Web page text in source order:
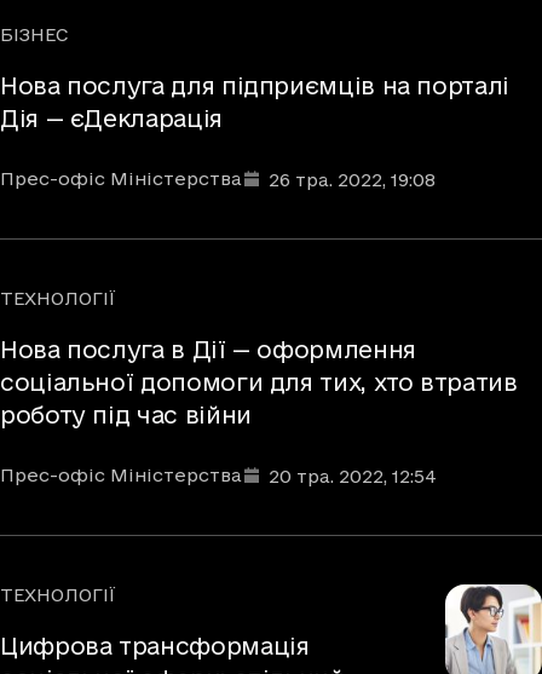
Рубрики
БІЗНЕС
Нова послуга для підприємців на порталі
Дія — єДекларація
Автори
Прес-офіс Міністерства
Дата та час публікації: 26 тра. 2022, 19:08
Рубрики
ТЕХНОЛОГІЇ
Нова послуга в Дії — оформлення
соціальної допомоги для тих, хто втратив
роботу під час війни
Автори
Прес-офіс Міністерства
Дата та час публікації: 20 тра. 2022, 12:54
Рубрики
ТЕХНОЛОГІЇ
Цифрова трансформація